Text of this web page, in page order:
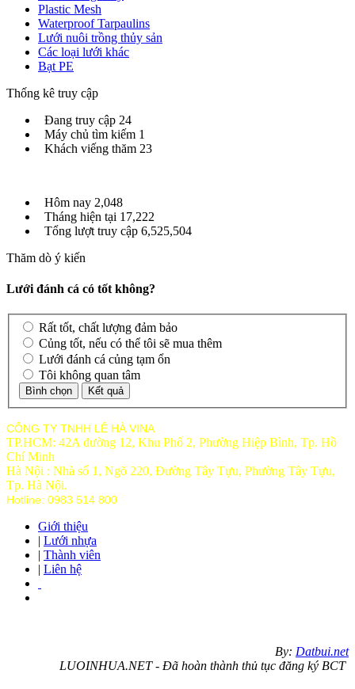
Plastic Mesh
Waterproof Tarpaulins
Lưới nuôi trồng thủy sản
Các loại lưới khác
Bạt PE
Thống kê truy cập
Đang truy cập 24
Máy chủ tìm kiếm 1
Khách viếng thăm 23
Hôm nay 2,048
Tháng hiện tại 17,222
Tổng lượt truy cập 6,525,504
Thăm dò ý kiến
Lưới đánh cá có tốt không?
Rất tốt, chất lượng đảm bảo
Củng tốt, nếu có thể tôi sẽ mua thêm
Lưới đánh cá củng tạm ổn
Tôi không quan tâm
CÔNG TY TNHH LÊ HÀ VINA
TP.HCM: 42A đường 12, Khu Phố 2, Phường Hiệp Bình, Tp. Hồ
Chí Minh
Hà Nội : Nhà số 1, Ngõ 220, Đường Tây Tựu, Phường Tây Tựu,
Tp. Hà Nội.
Hotline: 0983 514 800
Giới thiệu
| Lưới nhựa
| Thành viên
| Liên hệ
By: Datbui.net
LUOINHUA.NET - Đã hoàn thành thủ tục đăng ký BCT